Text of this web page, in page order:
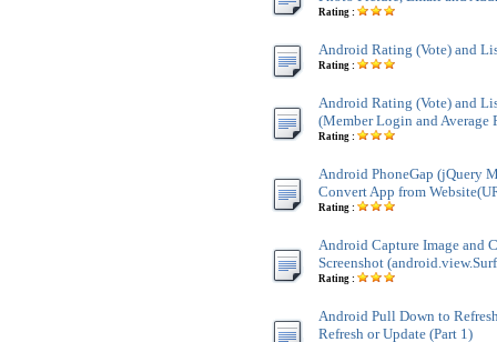
Rating :
Android Rating (Vote) and
Rating :
Android Rating (Vote) and
(Member Login and Average
Rating :
Android PhoneGap (jQuery
Convert App from
Rating :
Android Capture Image and
Screenshot
Rating :
Android Pull Down to
Refresh or Update (Part 1)